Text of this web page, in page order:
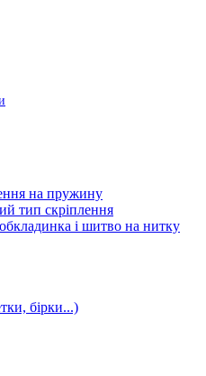
на пружину
тип скріплення
і шитво на нитку
бірки...)